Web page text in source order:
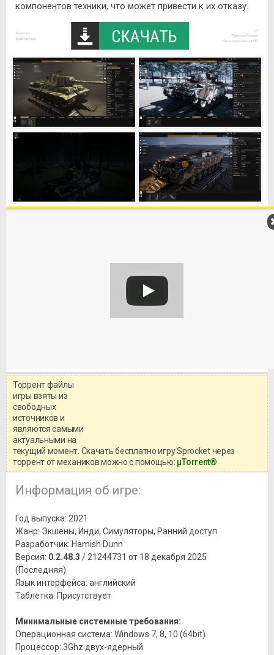
компонентов техники, что может привести к их отказу.
Торрент файлы
игры взяты из
свободных
источников и
являются самыми
актуальными на
текущий момент. Скачать бесплатно игру Sprocket через
торрент от механиков можно с помощью: μTorrent®
Информация об игре:
Год выпуска: 2021
Жанр: Экшены, Инди, Симуляторы, Ранний доступ
Разработчик: Hamish Dunn
Версия: 0.2.48.3 / 21244731 от 18 декабря 2025
(Последняя)
Язык интерфейса: английский
Таблетка: Присутствует
Минимальные системные требования:
Операционная система: Windows 7, 8, 10 (64bit)
Процессор: 3Ghz двух-ядерный